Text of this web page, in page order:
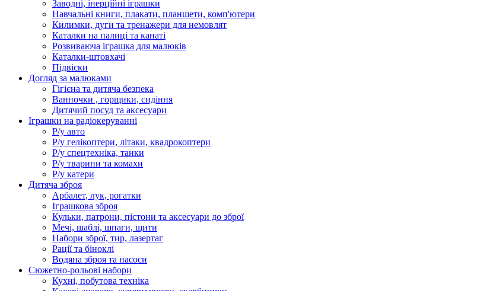
Заводні, інерційні іграшки
Навчальні книги, плакати, планшети, комп'ютери
Килимки, дуги та тренажери для немовлят
Каталки на палиці та канаті
Розвиваюча іграшка для малюків
Каталки-штовхачі
Підвіски
Догляд за малюками
Гігієна та дитяча безпека
Ванночки , горщики, сидіння
Дитячий посуд та аксесуари
Іграшки на радіокеруванні
Р/у авто
Р/у гелікоптери, літаки, квадрокоптери
Р/у спецтехніка, танки
Р/у тварини та комахи
Р/у катери
Дитяча зброя
Арбалет, лук, рогатки
Іграшкова зброя
Кульки, патрони, пістони та аксесуари до зброї
Мечі, шаблі, шпаги, щити
Набори зброї, тир, лазертаг
Рації та біноклі
Водяна зброя та насоси
Сюжетно-рольові набори
Кухні, побутова техніка